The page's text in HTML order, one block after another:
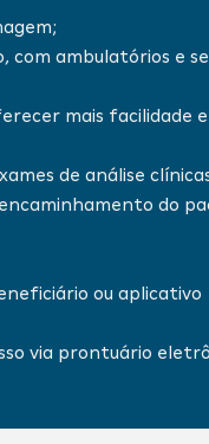
com ambulatórios e
mais facilidade e
de análise
do
ou aplicativo
via prontuário